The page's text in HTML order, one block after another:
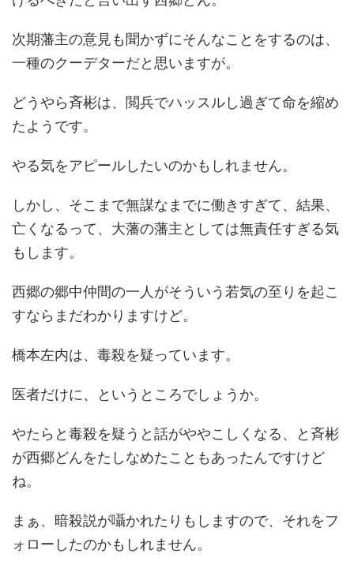
次期藩主の意見も聞かずにそんなことをするのは、
一種のクーデターだと思いますが。
どうやら斉彬は、閲兵でハッスルし過ぎて命を縮め
たようです。
やる気をアピールしたいのかもしれません。
しかし、そこまで無謀なまでに働きすぎて、結果、
亡くなるって、大藩の藩主としては無責任すぎる気
もします。
西郷の郷中仲間の一人がそういう若気の至りを起こ
すならまだわかりますけど。
橋本左内は、毒殺を疑っています。
医者だけに、というところでしょうか。
やたらと毒殺を疑うと話がややこしくなる、と斉彬
が西郷どんをたしなめたこともあったんですけど
ね。
まぁ、暗殺説が囁かれたりもしますので、それをフ
ォローしたのかもしれません。